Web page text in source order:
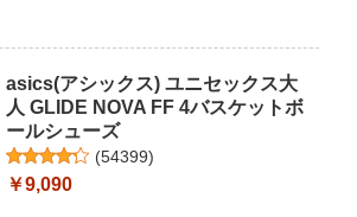
asics(アシックス) ユニセックス大
人 GLIDE NOVA FF 4バスケットボ
ールシューズ
(54399)
￥9,090